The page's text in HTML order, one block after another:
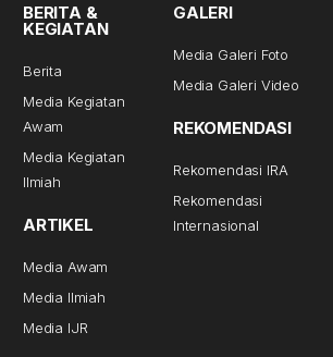
BERITA &
KEGIATAN
Berita
Media Kegiatan
Awam
Media Kegiatan
Ilmiah
ARTIKEL
Media Awam
Media Ilmiah
Media IJR
GALERI
Media Galeri Foto
Media Galeri Video
REKOMENDASI
Rekomendasi IRA
Rekomendasi
Internasional